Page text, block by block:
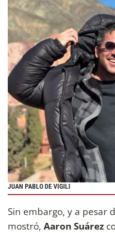
JUAN PABLO DE VIGILI
Sin embargo, y a pesar
mostró, Aaron Suárez